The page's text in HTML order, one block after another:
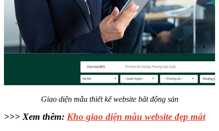
Giao diện mẫu thiết kế website bất động sản
>>> Xem thêm: Kho giao diện mẫu website đẹp mắt